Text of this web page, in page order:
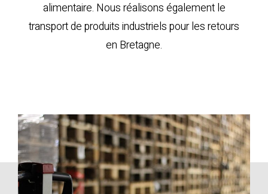
alimentaire. Nous réalisons également le
transport de produits industriels pour les retours
en Bretagne.